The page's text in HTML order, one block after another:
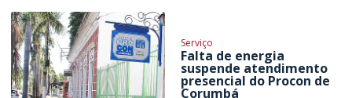
Serviço
Falta de energia
suspende atendimento
presencial do Procon de
Corumbá